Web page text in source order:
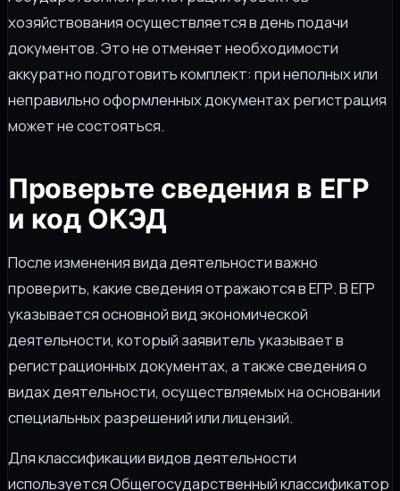
хозяйствования осуществляется в день подачи
документов. Это не отменяет необходимости
аккуратно подготовить комплект: при неполных или
неправильно оформленных документах регистрация
может не состояться.
Проверьте сведения в ЕГР
и код ОКЭД
После изменения вида деятельности важно
проверить, какие сведения отражаются в ЕГР. В ЕГР
указывается основной вид экономической
деятельности, который заявитель указывает в
регистрационных документах, а также сведения о
видах деятельности, осуществляемых на основании
специальных разрешений или лицензий.
Для классификации видов деятельности
используется Общегосударственный классификатор